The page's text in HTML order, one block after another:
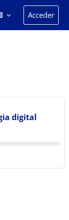
de búsqueda de
Acceder
digital